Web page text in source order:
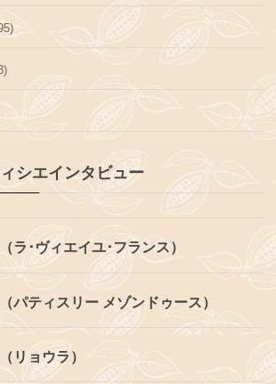
シエインタビュー
ラ･ヴィエイユ･フランス）
パティスリー メゾンドゥース）
リョウラ）